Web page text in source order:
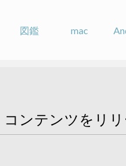
図鑑 mac
コンテンツをリ